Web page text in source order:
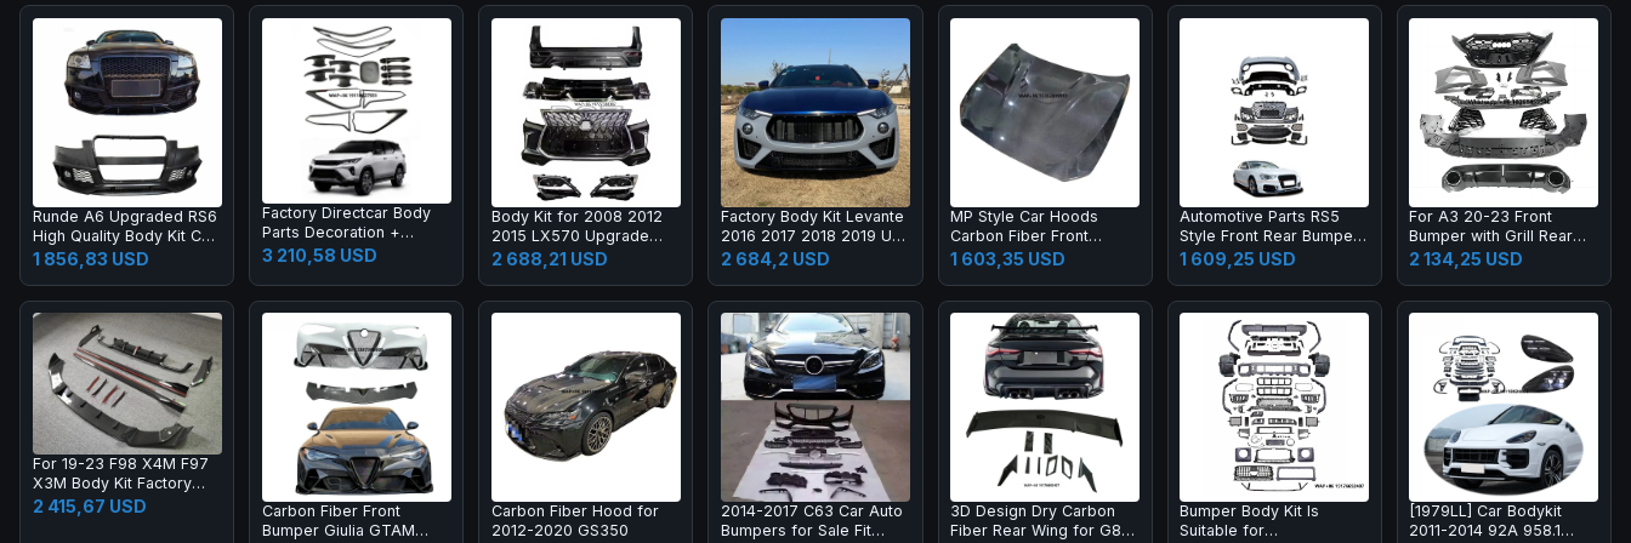
Runde A6 Upgraded RS6
High Quality Body Kit Car
Bumper Grille Rear Lips
Tail Throat Tail Wing
Sales
1 856,83 USD
Factory Directcar Body
Parts Decoration +
protection Car Body
Parts Car Accessories
3 210,58 USD
Body Kit for 2008 2012
2015 LX570 Upgrade
2018 LX Super Sport
Grille Bumper Led
Light
2 688,21 USD
Factory Body Kit Levante
2016 2017 2018 2019 Up
2020 2021
2 684,2 USD
MP Style Car Hoods
Carbon Fiber Front
Engine Hood Bonnet for
M2C F87 F22
1 603,35 USD
Automotive Parts RS5
Style Front Rear Bumper
Body Kits for A5 S5 B8.5
2013-2016 Upgrade
1 609,25 USD
For A3 20-23 Front
Bumper with Grill Rear
Lip Diffuser with Muffler
Tip Full RS3 Style Body
2 134,25 USD
For 19-23 F98 X4M F97
X3M Body Kit Factory
Direct Selling Carbon
Fiber AE Style Front
2 415,67 USD
Carbon Fiber Front
Bumper Giulia GTAM
Carbon Fiber Hood for
2012-2020 GS350
2014-2017 C63 Car Auto
Bumpers for Sale Fit
3D Design Dry Carbon
Fiber Rear Wing for G87
Bumper Body Kit Is
Suitable for
[1979LL] Car Bodykit
2011-2014 92A 958.1